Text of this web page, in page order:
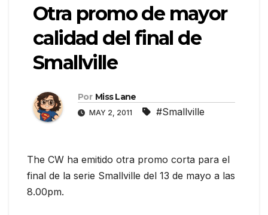
Otra promo de mayor
calidad del final de
Smallville
Por Miss Lane
MAY 2, 2011 #Smallville
The CW ha emitido otra promo corta para el
final de la serie Smallville del 13 de mayo a las
8.00pm.